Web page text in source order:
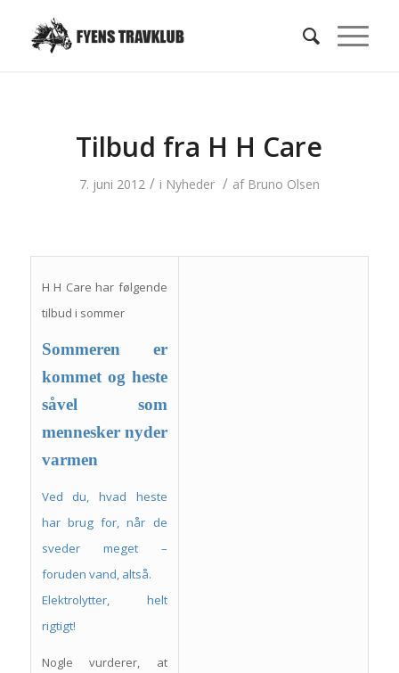
Tilbud fra H H Care
7. juni 2012 / i Nyheder / af Bruno Olsen
H H Care har følgende
tilbud i sommer
Sommeren er
kommet og heste
såvel som
mennesker nyder
varmen
Ved du, hvad heste
har brug for, når de
sveder meget –
foruden vand, altså.
Elektrolytter, helt
rigtigt!
Nogle vurderer, at